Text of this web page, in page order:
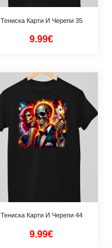
Тениска Карти И Черепи 35
9.99€
Тениска Карти И Черепи 44
9.99€